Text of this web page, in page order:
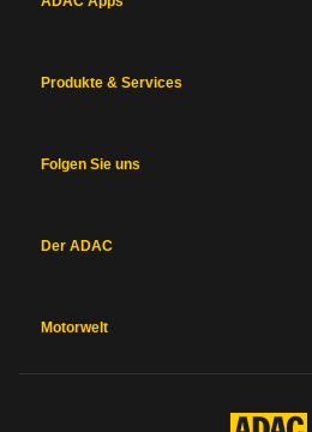
Produkte & Services
Folgen Sie uns
Der ADAC
Motorwelt